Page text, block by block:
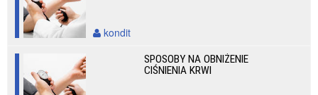
kondit
SPOSOBY NA OBNIŻENIE
CIŚNIENIA KRWI